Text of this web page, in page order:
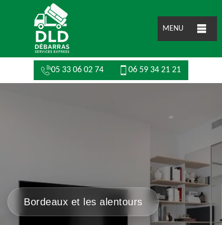
MENU
05 33 06 02 74 06 59 34 21 21
Bordeaux et les alentours